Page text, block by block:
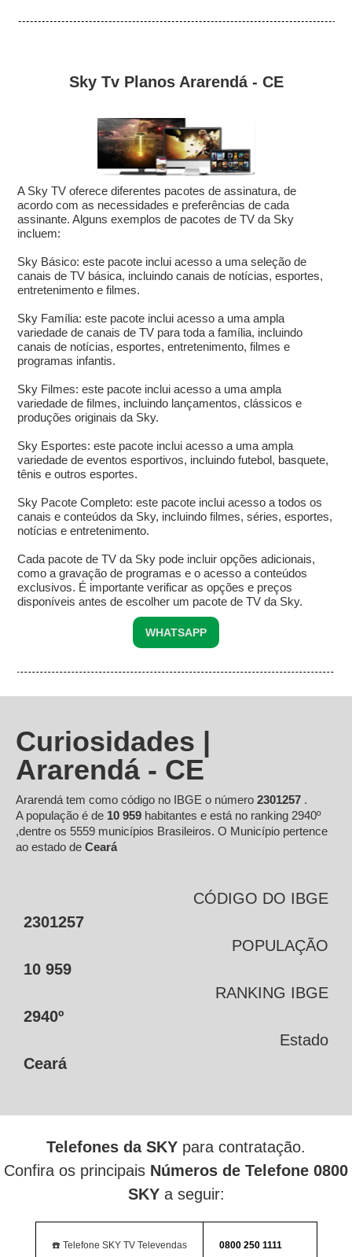
Sky Tv Planos Ararendá - CE
A Sky TV oferece diferentes pacotes de assinatura, de
acordo com as necessidades e preferências de cada
assinante. Alguns exemplos de pacotes de TV da Sky
incluem:
Sky Básico: este pacote inclui acesso a uma seleção de
canais de TV básica, incluindo canais de notícias, esportes,
entretenimento e filmes.
Sky Família: este pacote inclui acesso a uma ampla
variedade de canais de TV para toda a família, incluindo
canais de notícias, esportes, entretenimento, filmes e
programas infantis.
Sky Filmes: este pacote inclui acesso a uma ampla
variedade de filmes, incluindo lançamentos, clássicos e
produções originais da Sky.
Sky Esportes: este pacote inclui acesso a uma ampla
variedade de eventos esportivos, incluindo futebol, basquete,
tênis e outros esportes.
Sky Pacote Completo: este pacote inclui acesso a todos os
canais e conteúdos da Sky, incluindo filmes, séries, esportes,
notícias e entretenimento.
Cada pacote de TV da Sky pode incluir opções adicionais,
como a gravação de programas e o acesso a conteúdos
exclusivos. É importante verificar as opções e preços
disponíveis antes de escolher um pacote de TV da Sky.
WHATSAPP
Curiosidades |
Ararendá - CE
Ararendá tem como código no IBGE o número 2301257 .
A população é de 10 959 habitantes e está no ranking 2940º
,dentre os 5559 municípios Brasileiros. O Município pertence
ao estado de Ceará
CÓDIGO DO IBGE
2301257
POPULAÇÃO
10 959
RANKING IBGE
2940º
Estado
Ceará
Telefones da SKY para contratação.
Confira os principais Números de Telefone 0800
SKYa seguir:
☎️ Telefone SKY TV Televendas 0800 250 1111